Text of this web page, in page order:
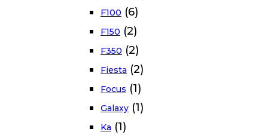
F100 (6)
F150 (2)
F350 (2)
Fiesta (2)
Focus (1)
Galaxy (1)
Ka (1)